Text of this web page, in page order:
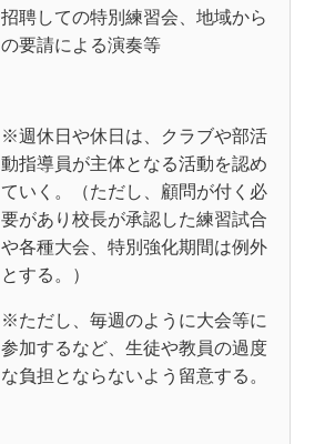
招聘しての特別練習会、地域から
の要請による演奏等
※週休日や休日は、クラブや部活
動指導員が主体となる活動を認め
ていく。（ただし、顧問が付く必
要があり校長が承認した練習試合
や各種大会、特別強化期間は例外
とする。）
※ただし、毎週のように大会等に
参加するなど、生徒や教員の過度
な負担とならないよう留意する。